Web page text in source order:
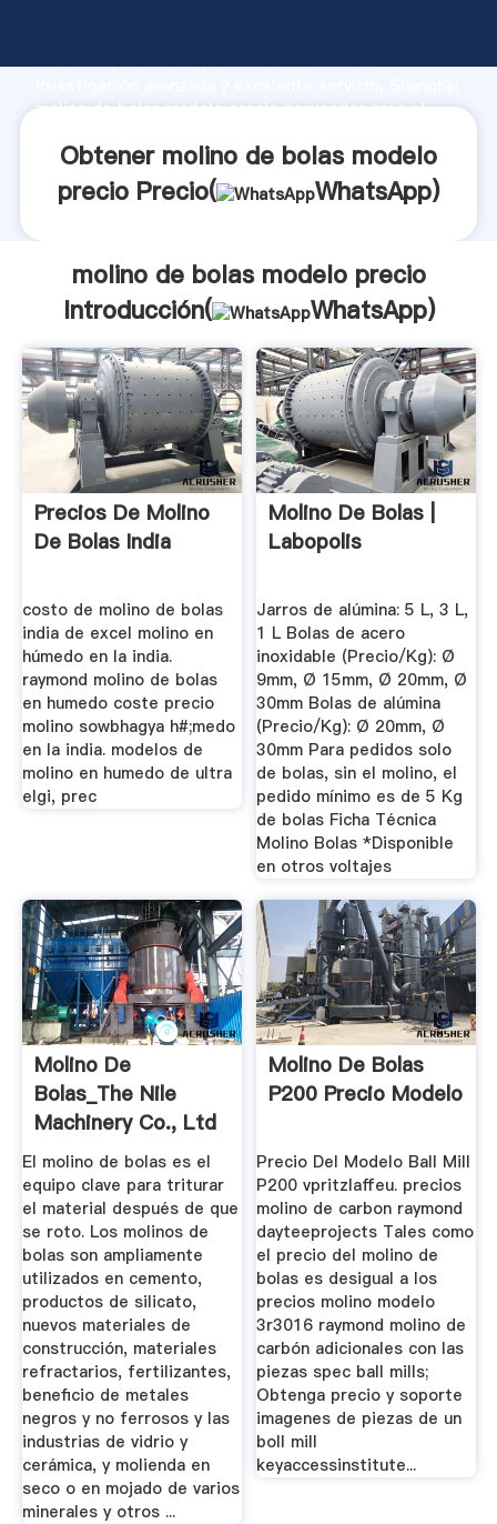
fuerte capacidad de producción, fuerza de
molino de bolas modelo precio proveedor crea el
Obtener molino de bolas modelo
precio Precio(
WhatsApp)
molino de bolas modelo precio
Introducción(
WhatsApp)
Precios De Molino
De Bolas India
costo de molino de bolas
india de excel molino en
húmedo en la india.
raymond molino de bolas
en humedo coste precio
molino sowbhagya h#;medo
en la india. modelos de
molino en humedo de ultra
elgi, prec
Molino De Bolas |
Labopolis
Jarros de alúmina: 5 L, 3 L,
1 L Bolas de acero
inoxidable (Precio/Kg): Ø
9mm, Ø 15mm, Ø 20mm, Ø
30mm Bolas de alúmina
(Precio/Kg): Ø 20mm, Ø
30mm Para pedidos solo
de bolas, sin el molino, el
pedido mínimo es de 5 Kg
de bolas Ficha Técnica
Molino Bolas *Disponible
en otros voltajes
Molino De
Bolas_The Nile
Machinery Co., Ltd
El molino de bolas es el
equipo clave para triturar
el material después de que
se roto. Los molinos de
bolas son ampliamente
utilizados en cemento,
productos de silicato,
nuevos materiales de
construcción, materiales
refractarios, fertilizantes,
beneficio de metales
negros y no ferrosos y las
industrias de vidrio y
cerámica, y molienda en
seco o en mojado de varios
minerales y otros ...
Molino De Bolas
P200 Precio Modelo
Precio Del Modelo Ball Mill
P200 vpritzlaffeu. precios
molino de carbon raymond
dayteeprojects Tales como
el precio del molino de
bolas es desigual a los
precios molino modelo
3r3016 raymond molino de
carbón adicionales con las
piezas spec ball mills;
Obtenga precio y soporte
imagenes de piezas de un
boll mill
keyaccessinstitute...